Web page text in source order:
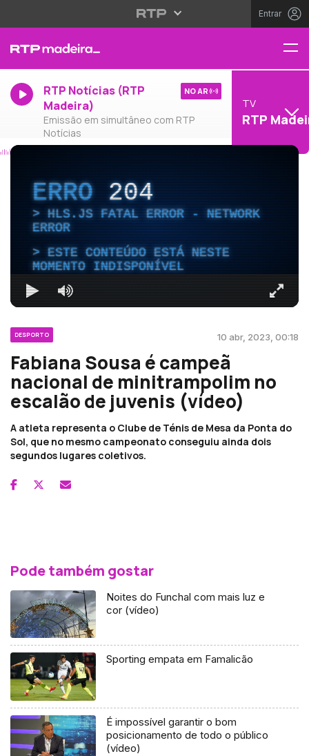
Entrar
RTP Notícias (RTP
Madeira)
Emissão em simultâneo com RTP
Notícias
NO AR
TV
RTP
ERRO204
HLS.JS FATAL ERROR - NETWORK
ERROR
ESTE CONTEÚDO ESTÁ NESTE
MOMENTO INDISPONÍVEL
DESPORTO 10 abr, 2023, 00:18
Fabiana Sousa é campeã
nacional de minitrampolim no
escalão de juvenis (vídeo)
A atleta representa o Clube de Ténis de Mesa da Ponta do
Sol, que no mesmo campeonato conseguiu ainda dois
segundos lugares coletivos.
Pode também gostar
Noites do Funchal com mais luz e
cor (vídeo)
Sporting empata em Famalicão
É impossível garantir o bom
posicionamento de todo o público
(vídeo)